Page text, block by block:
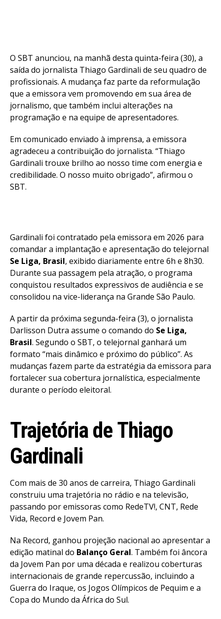
O SBT anunciou, na manhã desta quinta-feira (30), a
saída do jornalista Thiago Gardinali de seu quadro de
profissionais. A mudança faz parte da reformulação
que a emissora vem promovendo em sua área de
jornalismo, que também inclui alterações na
programação e na equipe de apresentadores.
Em comunicado enviado à imprensa, a emissora
agradeceu a contribuição do jornalista. “Thiago
Gardinali trouxe brilho ao nosso time com energia e
credibilidade. O nosso muito obrigado”, afirmou o
SBT.
Gardinali foi contratado pela emissora em 2026 para
comandar a implantação e apresentação do telejornal
Se Liga, Brasil, exibido diariamente entre 6h e 8h30.
Durante sua passagem pela atração, o programa
conquistou resultados expressivos de audiência e se
consolidou na vice-liderança na Grande São Paulo.
A partir da próxima segunda-feira (3), o jornalista
Darlisson Dutra assume o comando do Se Liga,
Brasil. Segundo o SBT, o telejornal ganhará um
formato “mais dinâmico e próximo do público”. As
mudanças fazem parte da estratégia da emissora para
fortalecer sua cobertura jornalística, especialmente
durante o período eleitoral.
Trajetória de Thiago
Gardinali
Com mais de 30 anos de carreira, Thiago Gardinali
construiu uma trajetória no rádio e na televisão,
passando por emissoras como RedeTV!, CNT, Rede
Vida, Record e Jovem Pan.
Na Record, ganhou projeção nacional ao apresentar a
edição matinal do Balanço Geral. Também foi âncora
da Jovem Pan por uma década e realizou coberturas
internacionais de grande repercussão, incluindo a
Guerra do Iraque, os Jogos Olímpicos de Pequim e a
Copa do Mundo da África do Sul.